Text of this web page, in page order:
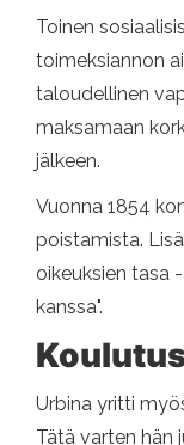
Toinen
toimeksiannon
taloudellinen
maksamaan
jälkeen.
Vuonna 1854
poistamista.
oikeuksien tasa
kanssa".
Urbina yritti
Tätä varten hän